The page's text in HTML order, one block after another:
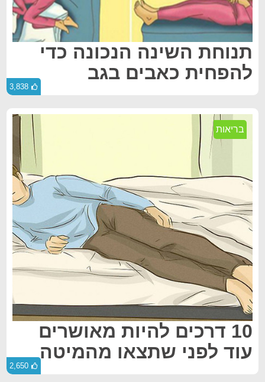
תנוחת השינה הנכונה כדי
להפחית כאבים בגב
3,838
בריאות
10 דרכים להיות מאושרים
עוד לפני שתצאו מהמיטה
2,650